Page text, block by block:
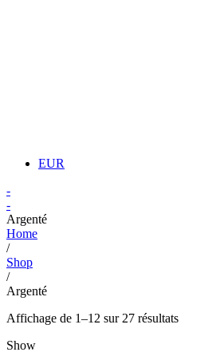
EUR
-
-
Argenté
Home
/
Shop
/
Argenté
Affichage de 1–12 sur 27 résultats
Show